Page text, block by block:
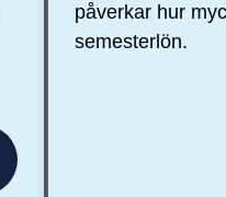
påverkar hur
semesterlön.